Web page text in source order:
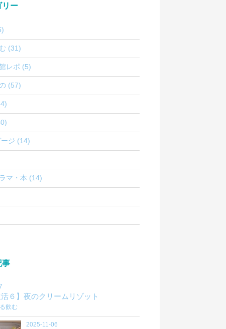
リー
(31)
レポ (5)
(57)
ジ (14)
マ・本 (14)
事
活６】夜のクリームリゾット
飲む
2025-11-06